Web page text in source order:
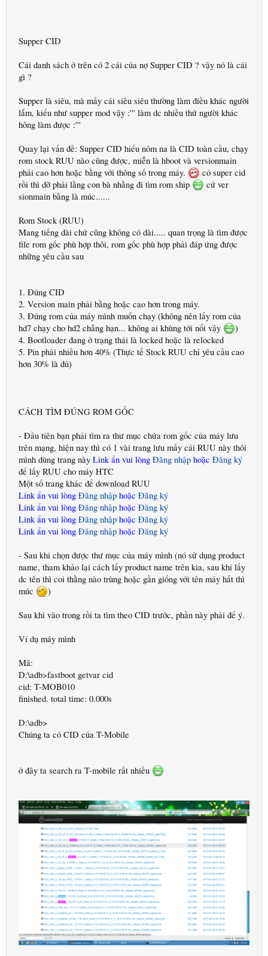
Supper CID
Cái danh sách ở trên có 2 cái của nợ Supper CID ? vậy nó là cái
gì ?
Supper là siêu, mà mấy cái siêu siêu thường làm điều khác người
lắm, kiểu như supper mod vậy :''' làm dc nhiều thứ người khác
hông làm được :'''
Quay lại vấn đề: Supper CID hiểu nôm na là CID toàn cầu, chạy
rom stock RUU nào cũng được, miễn là hboot và versionmain
phải cao hơn hoặc bằng với thông số trong máy.
có super cid
rồi thì dỡ phải lằng con bà nhằng đi tìm rom ship
cứ ver
sionmain bằng là múc......
Rom Stock (RUU)
Mang tiếng dài chứ cũng không có dài..... quan trọng là tìm được
file rom gốc phù hợp thôi, rom gốc phù hợp phải đáp ứng được
những yêu cầu sau
1. Đúng CID
2. Version main phải bằng hoặc cao hơn trong máy.
3. Đúng rom của máy mình muốn chạy (không nên lấy rom của
hd7 chạy cho hd2 chẳng hạn... không ai khùng tới nổi vậy
)
4. Bootloader đang ở trạng thái là locked hoặc là relocked
5. Pin phải nhiều hơn 40% (Thực tế Stock RUU chỉ yêu cầu cao
hơn 30% là đủ)
CÁCH TÌM ĐÚNG ROM GỐC
- Đầu tiên bạn phải tìm ra thư mục chứa rom gốc của máy lưu
trên mạng, hiện nay thì có 1 vài trang lưu mấy cái RUU này thôi
mình dùng trang này Link ẩn vui lòng Đăng nhập hoặc Đăng ký
để lấy RUU cho máy HTC
Một số trang khác để download RUU
Link ẩn vui lòng Đăng nhập hoặc Đăng ký
Link ẩn vui lòng Đăng nhập hoặc Đăng ký
Link ẩn vui lòng Đăng nhập hoặc Đăng ký
Link ẩn vui lòng Đăng nhập hoặc Đăng ký
- Sau khi chọn được thư mục của máy mình (nó sử dụng product
name, tham khảo lại cách lấy product name trên kia, sau khi lấy
dc tên thì coi thằng nào trùng hoặc gần giống với tên máy hất thì
múc
)
Sau khi vào trong rồi ta tìm theo CID trước, phần này phải để ý.
Ví dụ máy mình
Mã:
D:\adb>fastboot getvar cid
cid: T-MOB010
finished. total time: 0.000s
D:\adb>
Chúng ta có CID của T-Mobile
ở đây ta search ra T-mobile rất nhiều